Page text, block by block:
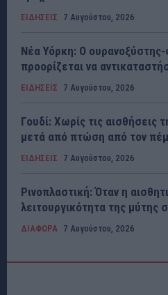
ΕΙΔΗΣΕΙΣ 7 Αυγούστου, 2026
Νέα Υόρκη: Ο
προορίζεται να
ΕΙΔΗΣΕΙΣ 7 Αυγούστου, 2026
Γουδί: Χωρίς τις αισθήσεις
μετά από πτώση από τον
ΕΙΔΗΣΕΙΣ 7 Αυγούστου, 2026
Ρινοπλαστική: Όταν η
λειτουργικότητα της μύτης
ΔΙΑΦΟΡΑ 7 Αυγούστου, 2026